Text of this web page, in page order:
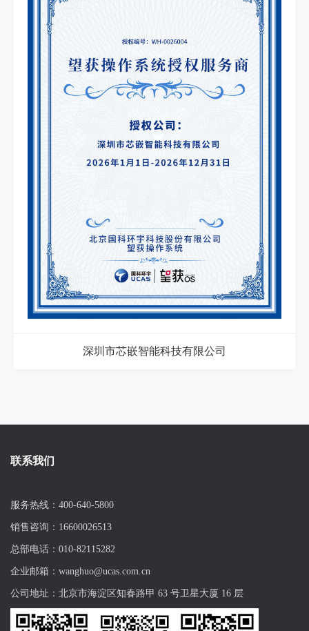
深圳市芯嵌智能科技有限公司
联系我们
服务热线：400-640-5800
销售咨询：16600026513
总部电话：010-82115282
企业邮箱：wanghuo@ucas.com.cn
公司地址：北京市海淀区知春路甲 63 号卫星大厦 16 层